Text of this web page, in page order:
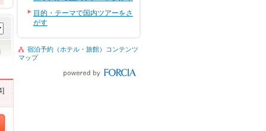
目的・テーマで国内ツアーをさ
がす
宿泊予約（ホテル・旅館）コンテンツ
マップ